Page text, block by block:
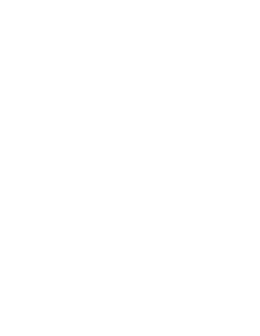
myVm/providers/
dataCollectionRules/